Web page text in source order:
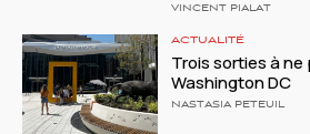
VINCENT PIALAT
ACTUALITÉ
Trois sorties à
Washington DC
NASTASIA PETEUIL